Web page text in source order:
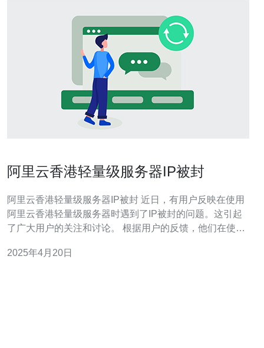
阿里云香港轻量级服务器IP被封
阿里云香港轻量级服务器IP被封 近日，有用户反映在使用
阿里云香港轻量级服务器时遇到了IP被封的问题。这引起
了广大用户的关注和讨论。 根据用户的反馈，他们在使用
或服务。经过调查，发现这是由于服务器的IP被封导致
2025年4月20日